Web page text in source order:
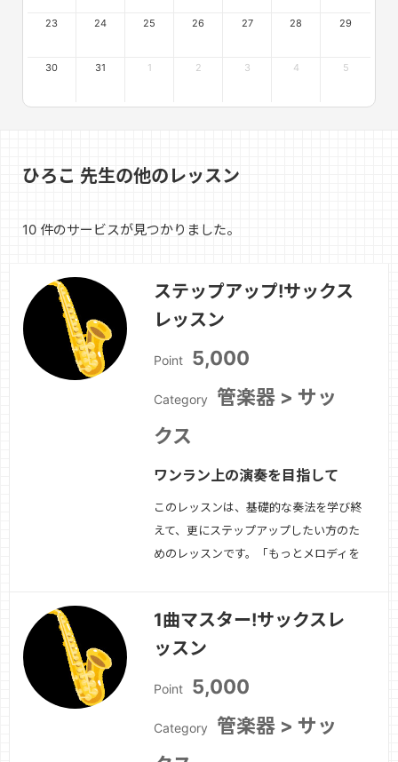
23 24 25 26 27 28 29
30 31 1 2 3 4 5
ひろこ 先生の他のレッスン
10 件のサービスが見つかりました。
ステップアップ!サックス
レッスン
Point 5,000
Category
管楽器 > サッ
クス
ワンラン上の演奏を目指して
このレッスンは、基礎的な奏法を学び終
えて、更にステップアップしたい方のた
めのレッスンです。「もっとメロディを
基礎練習や演奏の仕方をお伝えします。
ソプラノサックス、アルトサックス、テ
を見る »
1曲マスター!サックスレ
ッスン
Point 5,000
Category
管楽器 > サッ